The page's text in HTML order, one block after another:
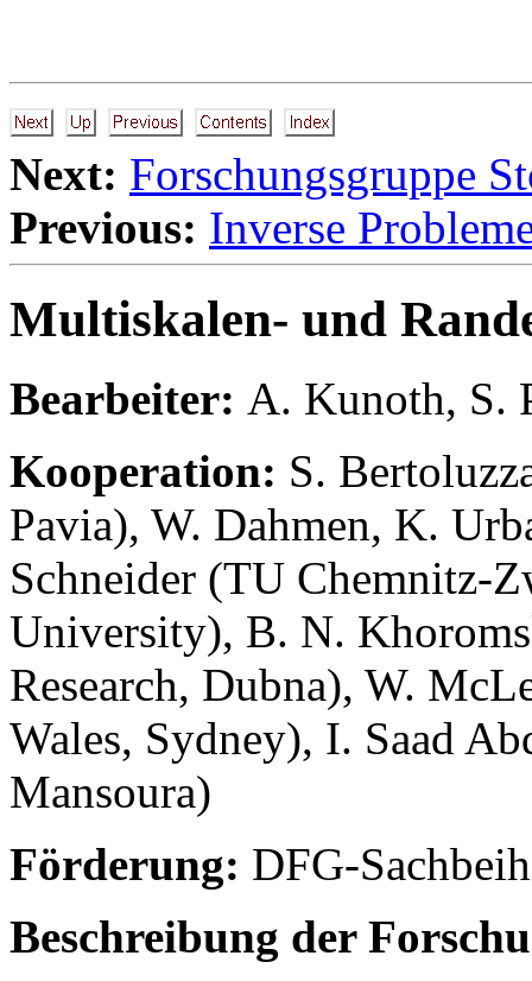
Next: Forschungsgruppe
Previous: Inverse
Multiskalen- und
Bearbeiter: A. Kunoth, S.
Kooperation: S.
Pavia), W. Dahmen, K.
Schneider (TU Chemnitz-
University), B. N.
Research, Dubna), W.
Wales, Sydney), I. Saad
Mansoura)
Förderung: DFG-
Beschreibung der